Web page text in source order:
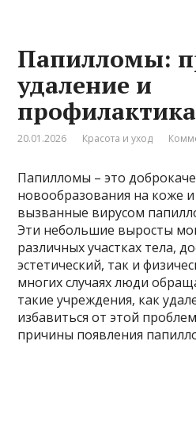
Папилломы:
удаление и
профилактика
20.01.2026 Красота и уход
Папилломы – это
новообразования на коже и
вызванные вирусом
Эти небольшие выросты
различных участках тела,
эстетический, так и
многих случаях люди
такие учреждения, как
избавиться от этой
причины появления